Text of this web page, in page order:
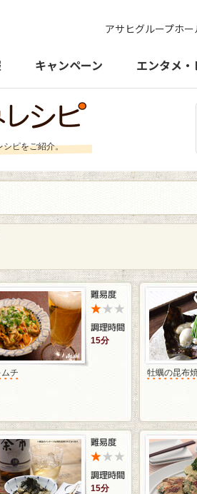
アサヒグループホ
キャンペーン エンタメ・
シピをご紹介。
15分
チ 牡蠣の昆布
15分